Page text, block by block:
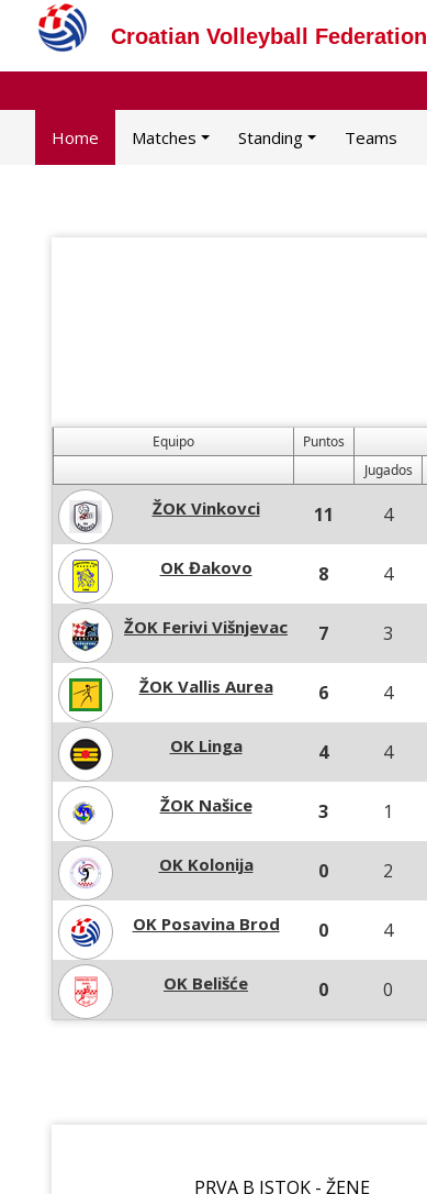
Croatian Volleyball Federation
Home Matches Standing Teams
Equipo Puntos
Jugados
ŽOK Vinkovci 11 4
OK Đakovo 8 4
ŽOK Ferivi Višnjevac 7 3
ŽOK Vallis Aurea 6 4
OK Linga 4 4
ŽOK Našice 3 1
OK Kolonija 0 2
OK Posavina Brod 0 4
OK Belišće 0 0
PRVA B ISTOK - ŽENE